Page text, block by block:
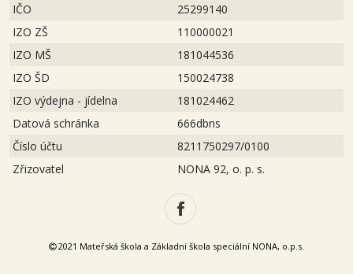
IČO
25299140
IZO ZŠ
110000021
IZO MŠ
181044536
IZO ŠD
150024738
IZO výdejna - jídelna
181024462
Datová schránka
666dbns
Číslo účtu
8211750297/0100
Zřizovatel
NONA 92, o. p. s.
2021 Mateřská škola a Základní škola speciální NONA, o.p.s.